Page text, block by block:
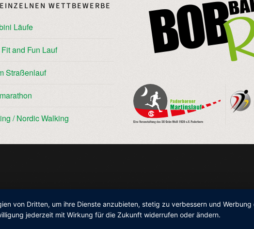
WETTBEWERBE
Läufe
and Fun Lauf
Straßenlauf
/ Nordic Walking
von Dritten, um ihre Dienste anzubieten, stetig zu verbessern und
jederzeit mit Wirkung für die Zukunft widerrufen oder ändern.